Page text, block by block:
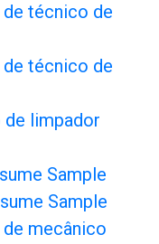
técnico de
técnico de
limpador
Sample
Sample
mecânico